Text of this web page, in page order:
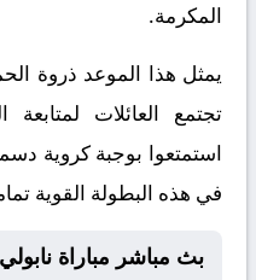
المكرمة.
يمثل هذا الموعد ذروة
تجتمع العائلات
استمتعوا بوجبة كروية
في هذه البطولة القوية